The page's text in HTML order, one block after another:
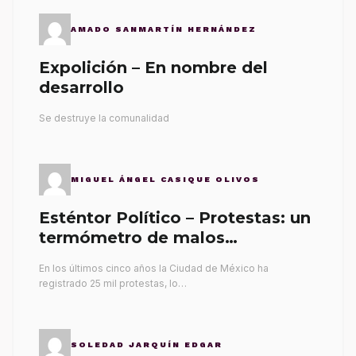
AMADO SANMARTÍN HERNÁNDEZ
Expolición – En nombre del
desarrollo
Se destruye la comunalidad
MIGUEL ÁNGEL CASIQUE OLIVOS
Esténtor Político – Protestas: un
termómetro de malos
En los últimos cinco años la Ciudad de México ha
registrado 25 mil protestas, lo…
SOLEDAD JARQUÍN EDGAR